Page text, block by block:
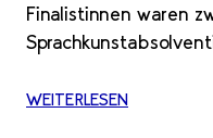
Finalistinnen waren
WEITERLESEN